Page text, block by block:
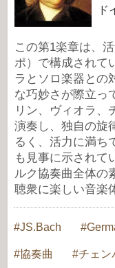
ド
この第1楽章は、
ポ）で構成されて
ラとソロ楽器との
な巧妙さが際立っ
リン、ヴィオラ、
演奏し、独自の旋
るく、活力に満ち
も見事に示されて
ルク協奏曲全体の
聴衆に楽しい音楽
JS.Bach
協奏曲 チェン